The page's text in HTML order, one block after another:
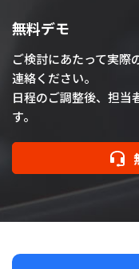
無料デモ
ご検討にあたって実際
連絡ください。
日程のご調整後、担当
す。